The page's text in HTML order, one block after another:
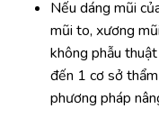
Nếu dáng mũi
mũi to, xương
không phẫu
đến 1 cơ sở
phương pháp